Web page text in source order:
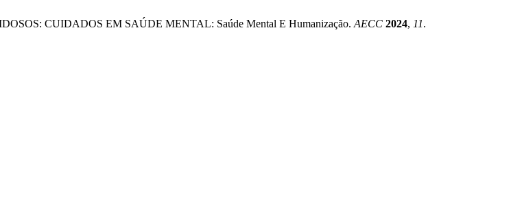
CUIDADOS EM SAÚDE MENTAL: Saúde Mental E Humanização. AECC 2024, 11.